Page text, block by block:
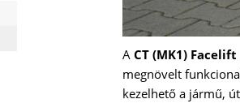
A CT (MK1) Facelift
megnövelt
kezelhető a jármű,